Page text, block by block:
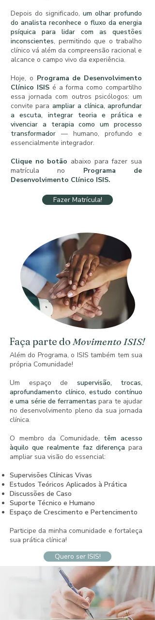
Depois do significado, um olhar profundo
do analista reconhece o fluxo da energia
psíquica para lidar com as questões
inconscientes, permitindo que o trabalho
clínico vá além da compreensão racional e
alcance o campo vivo da experiência.
Hoje, o Programa de Desenvolvimento
Clínico ISISé a forma como compartilho
essa jornada com outros psicólogos: um
convite para ampliar a clínica, aprofundar
a escuta, integrar teoria e prática e
vivenciar a terapia como um processo
transformador — humano, profundo e
essencialmente integrador.
Clique no botão abaixo para fazer sua
matrícula no Programa de
Desenvolvimento Clínico ISIS.
Fazer Matrícula!
Faça parte do Movimento ISIS!
Além do Programa, o ISIS também tem sua
própria Comunidade!
Um espaço de supervisão, trocas,
aprofundamento clínico, estudo contínuo
e uma série de ferramentas para te ajudar
no desenvolvimento pleno da sua jornada
clínica.
O membro da Comunidade, têm acesso
àquilo que realmente faz diferença para
ampliar sua visão do essencial:
Supervisões Clínicas Vivas
Estudos Teóricos Aplicados à Prática
Discussões de Caso
Suporte Técnico e Humano
Espaço de Crescimento e Pertencimento
Participe da minha comunidade e fortaleça
sua prática clínica!
Quero ser ISIS!